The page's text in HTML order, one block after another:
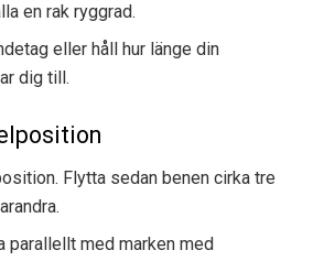
en rak ryggrad.
eller håll hur länge din
dig till.
Flytta sedan benen cirka tre
parallellt med marken med